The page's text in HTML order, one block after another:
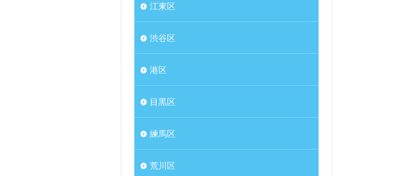
江東区
渋谷区
港区
目黒区
練馬区
荒川区